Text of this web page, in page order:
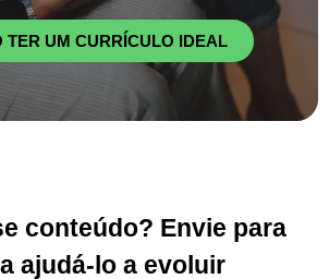
TER UM CURRÍCULO IDEAL
conteúdo? Envie para
ajudá-lo a evoluir